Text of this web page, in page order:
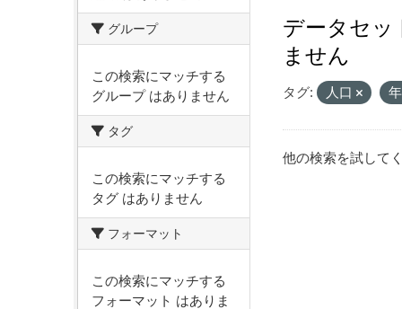
グループ
この検索にマッチする
グループ はありません
タグ
この検索にマッチする
タグ はありません
フォーマット
この検索にマッチする
フォーマット はありま
データセッ
ません
タグ: 人口
他の検索を試して